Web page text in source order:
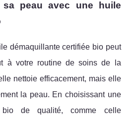
peau avec une huile
démaquillante certifiée bio peut
à votre routine de soins de la
nettoie efficacement, mais elle
la peau. En choisissant une
bio de qualité, comme celle